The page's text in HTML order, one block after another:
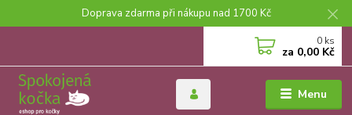
Doprava zdarma při nákupu nad 1700 Kč
Menu
0 ks
za 0,00 Kč